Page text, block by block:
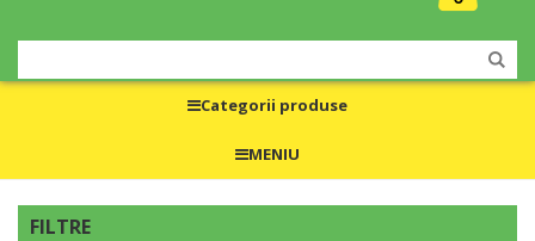
Categorii produse
MENIU
FILTRE